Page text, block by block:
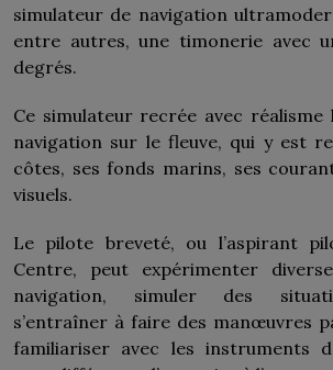
simulateur de navigation
entre autres, une timonerie avec
degrés.
Ce simulateur recrée avec
navigation sur le fleuve, qui y est
côtes, ses fonds marins, ses
visuels.
Le pilote breveté, ou l’aspirant
Centre, peut expérimenter
navigation, simuler des
s’entraîner à faire des manœuvres
familiariser avec les instruments